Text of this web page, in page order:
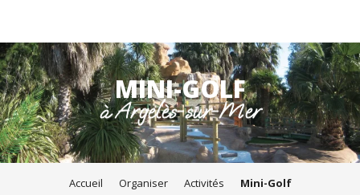
Aller
au
contenu
principal
MINI-GOLF
à Argelès-sur-Mer
Accueil Organiser Activités Mini-Golf